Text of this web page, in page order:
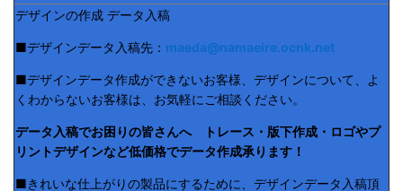
デザインの作成 データ入稿
■デザインデータ入稿先： maeda@namaeire.ocnk.net
■デザインデータ作成ができないお客様、デザインについて、よ
くわからないお客様は、お気軽にご相談ください。
データ入稿でお困りの皆さんへ トレース・版下作成・ロゴやプ
リントデザインなど低価格でデータ作成承ります！
■きれいな仕上がりの製品にするために、デザインデータ入稿頂